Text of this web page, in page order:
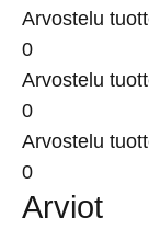
Arvostelu
0
Arvostelu
0
Arvostelu
0
Arviot